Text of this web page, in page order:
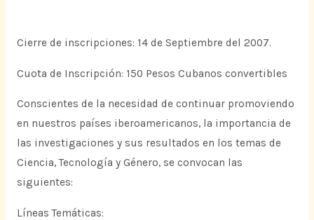
Cierre de inscripciones: 14 de Septiembre del 2007.
Cuota de Inscripción: 150 Pesos Cubanos convertibles
Conscientes de la necesidad de continuar promoviendo
en nuestros países iberoamericanos, la importancia de
las investigaciones y sus resultados en los temas de
Ciencia, Tecnología y Género, se convocan las
siguientes:
Líneas Temáticas: